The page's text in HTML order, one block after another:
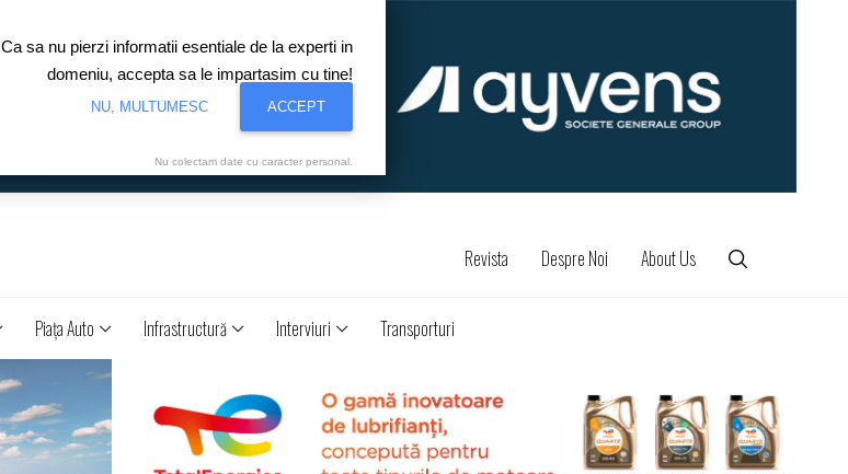
Revista Despre Noi About Us
Piaţa Auto Infrastructură Interviuri Transporturi
Ca sa nu pierzi informatii esentiale de la experti in
domeniu, accepta sa le impartasim cu tine!
NU, MULTUMESC ACCEPT
Nu colectam date cu caracter personal.